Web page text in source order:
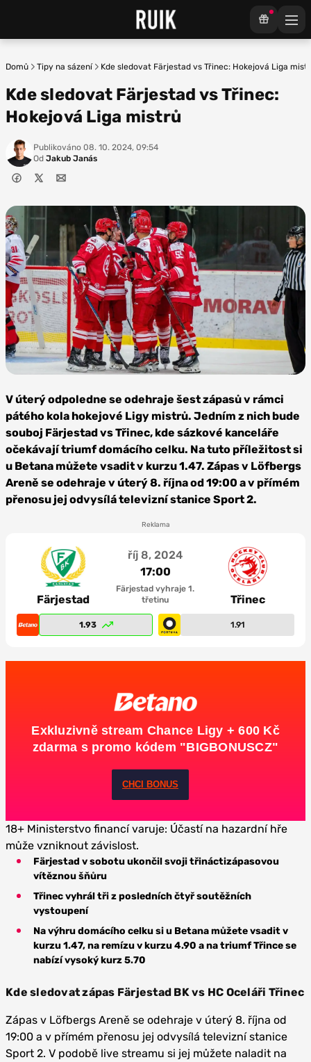
Domů Tipy na sázení Kde sledovat Färjestad vs Třinec: Hokejová Liga
Kde sledovat Färjestad vs Třinec:
Hokejová Liga mistrů
Publikováno 08. 10. 2024, 09:54
Od Jakub Janás
HC Oceláři Třinec
V úterý odpoledne se odehraje šest zápasů v rámci
pátého kola hokejové Ligy mistrů. Jedním z nich bude
souboj Färjestad vs Třinec, kde sázkové kanceláře
očekávají triumf domácího celku. Na tuto příležitost si
u Betana můžete vsadit v kurzu 1.47. Zápas v Löfbergs
Areně se odehraje v úterý 8. října od 19:00 a v přímém
přenosu jej odvysílá televizní stanice Sport 2.
Reklama
Färjestad
říj 8, 2024
17:00
Färjestad vyhraje 1.
třetinu
Třinec
1.93 1.91
Exkluzivně stream Chance Ligy + 600 Kč
zdarma s promo kódem "BIGBONUSCZ"
CHCI BONUS
18+ Ministerstvo financí varuje: Účastí na hazardní hře
může vzniknout závislost.
Färjestad v sobotu ukončil svoji třináctizápasovou
vítěznou šňůru
Třinec vyhrál tři z posledních čtyř soutěžních
vystoupení
Na výhru domácího celku si u Betana můžete vsadit v
kurzu 1.47, na remízu v kurzu 4.90 a na triumf Třince se
nabízí vysoký kurz 5.70
Kde sledovat zápas Färjestad BK vs HC Oceláři Třinec
Zápas v Löfbergs Areně se odehraje v úterý 8. října od
19:00 a v přímém přenosu jej odvysílá televizní stanice
Sport 2. V podobě live streamu si jej můžete naladit na